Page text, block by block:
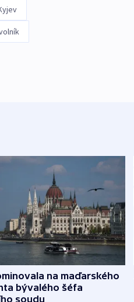
na maďarského
bývalého šéfa
soudu